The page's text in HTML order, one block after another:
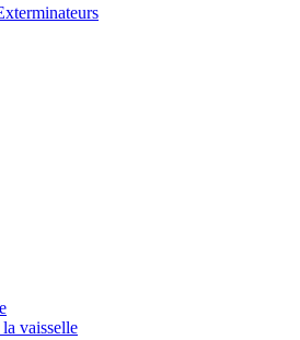
vaisselle